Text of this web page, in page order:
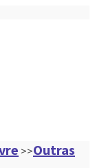
>>Outras